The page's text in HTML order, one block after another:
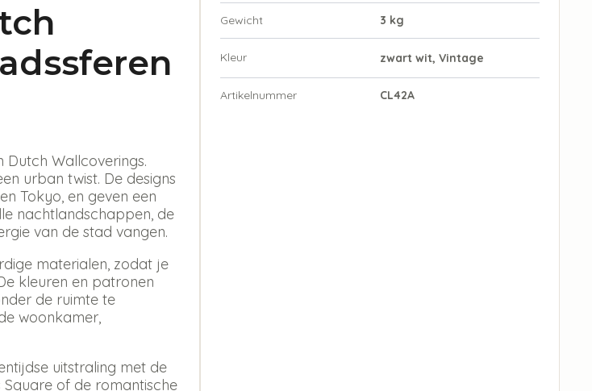
Dutch Wallcoverings.
urban twist. De designs
Tokyo, en geven een
nachtlandschappen, de
van de stad vangen.
materialen, zodat je
kleuren en patronen
de ruimte te
woonkamer,
uitstraling met de
of de romantische
Gewicht 3 kg
Kleur zwart wit, Vintage
Artikelnummer CL42A